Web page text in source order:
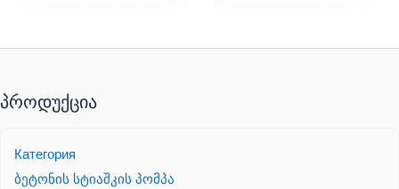
პროდუქცია
Категория
ბეტონის სტიაშკის პომპა